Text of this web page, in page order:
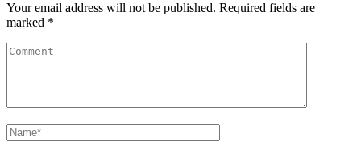
Your email address will not be published. Required fields are
marked *